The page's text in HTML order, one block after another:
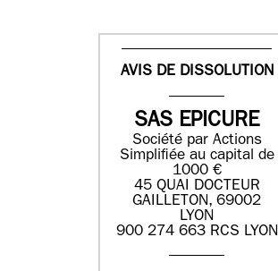
AVIS DE DISSOLUTION
SAS EPICURE
Société par Actions
Simplifiée au capital de
1000 €
45 QUAI DOCTEUR
GAILLETON, 69002
LYON
900 274 663 RCS LYON